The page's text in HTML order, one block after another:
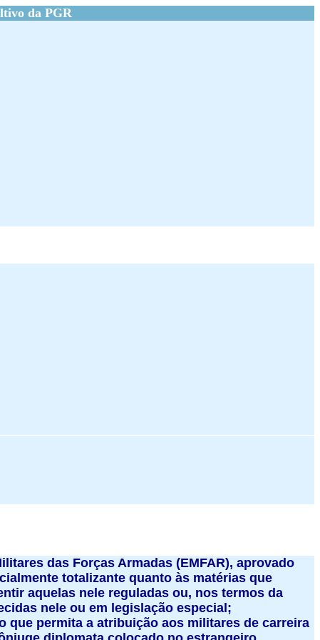
da PGR
das Forças Armadas (EMFAR), aprovado
totalizante quanto às matérias que
aquelas nele reguladas ou, nos termos da
nele ou em legislação especial;
que permita a atribuição aos militares de carreira